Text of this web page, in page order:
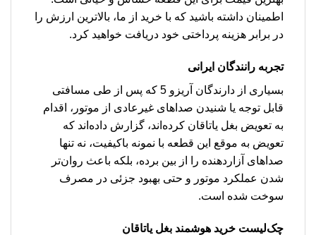
اطمینان داشته باشید که با خرید از ما، بالاترین ارزش را
در برابر هزینه پرداختی خود دریافت خواهید کرد.
تجربه رانندگان ایرانی
بسیاری از دارندگان آریزو 5 که پس از طی مسافتی
قابل توجه یا شنیدن صداهای غیرعادی از موتور، اقدام
به تعویض بغل یاتاقان کرده‌اند، گزارش داده‌اند که
تعویض به موقع این قطعه با نمونه باکیفیت، نه تنها
صداهای آزاردهنده را از بین برده، بلکه باعث روان‌تر
شدن عملکرد موتور و حتی بهبود جزئی در مصرف
سوخت شده است.
چک‌لیست خرید هوشمند بغل یاتاقان